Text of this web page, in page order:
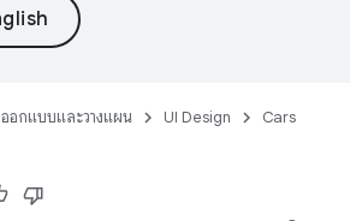
ออกแบบและวางแผน UI Design
Cars